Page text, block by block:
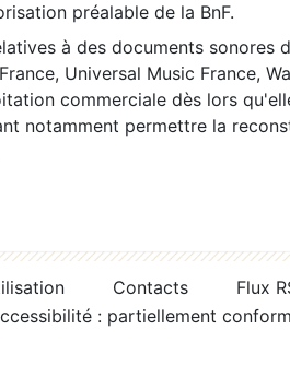
préalable de la BnF.
à des documents sonores
Universal Music France,
commerciale dès lors
notamment permettre la
Contacts
Flux
: partiellement